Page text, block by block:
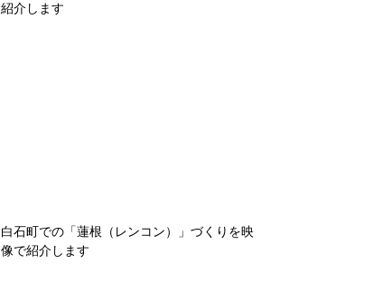
紹介します
白石町での「蓮根（レンコン）」づくりを映
像で紹介します